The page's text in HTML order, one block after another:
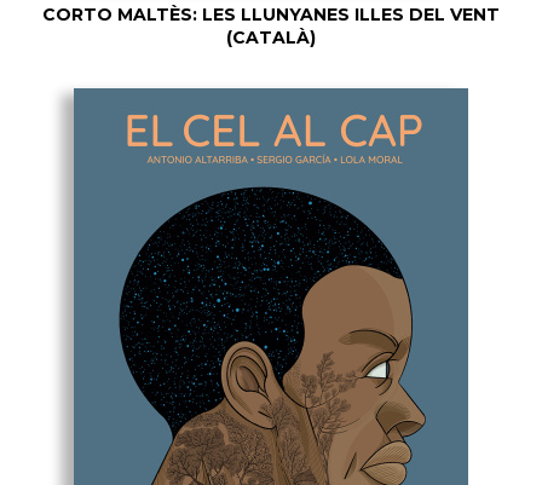
CORTO MALTÈS: LES LLUNYANES ILLES DEL VENT
(CATALÀ)